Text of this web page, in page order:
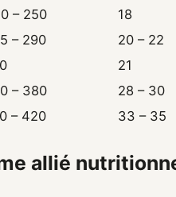
– 250
18
– 290
20 – 22
21
– 380
28 – 30
– 420 33 – 35
allié